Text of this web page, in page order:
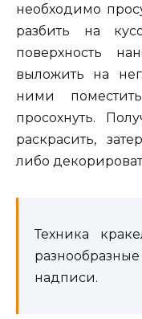
необходимо
разбить на
поверхность
выложить на
ними
просохнуть.
раскрасить,
либо
Техника
надписи.